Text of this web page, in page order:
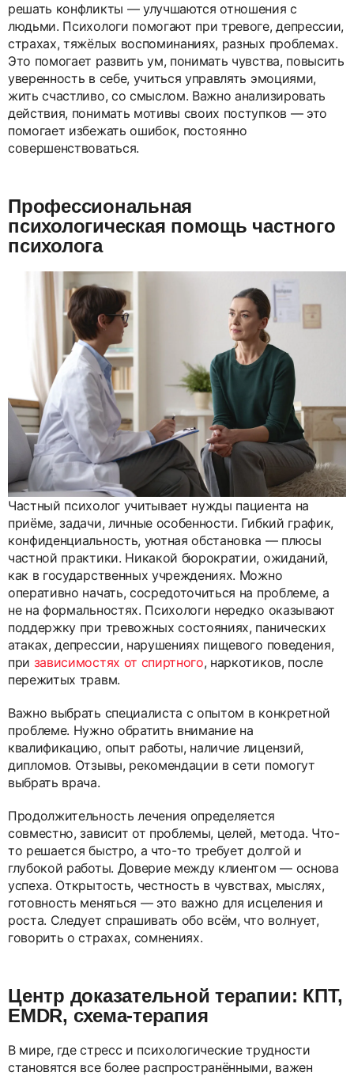
решать конфликты — улучшаются отношения с
людьми. Психологи помогают при тревоге, депрессии,
страхах, тяжёлых воспоминаниях, разных проблемах.
Это помогает развить ум, понимать чувства, повысить
уверенность в себе, учиться управлять эмоциями,
жить счастливо, со смыслом. Важно анализировать
действия, понимать мотивы своих поступков — это
помогает избежать ошибок, постоянно
совершенствоваться.
Профессиональная
психологическая помощь частного
психолога
Частный психолог учитывает нужды пациента на
приёме, задачи, личные особенности. Гибкий график,
конфиденциальность, уютная обстановка — плюсы
частной практики. Никакой бюрократии, ожиданий,
как в государственных учреждениях. Можно
оперативно начать, сосредоточиться на проблеме, а
не на формальностях. Психологи нередко оказывают
поддержку при тревожных состояниях, панических
атаках, депрессии, нарушениях пищевого поведения,
при зависимостях от спиртного, наркотиков, после
пережитых травм.
Важно выбрать специалиста с опытом в конкретной
проблеме. Нужно обратить внимание на
квалификацию, опыт работы, наличие лицензий,
дипломов. Отзывы, рекомендации в сети помогут
выбрать врача.
Продолжительность лечения определяется
совместно, зависит от проблемы, целей, метода. Что-
то решается быстро, а что-то требует долгой и
глубокой работы. Доверие между клиентом — основа
успеха. Открытость, честность в чувствах, мыслях,
готовность меняться — это важно для исцеления и
роста. Следует спрашивать обо всём, что волнует,
говорить о страхах, сомнениях.
Центр доказательной терапии: КПТ,
EMDR, схема-терапия
В мире, где стресс и психологические трудности
становятся все более распространёнными, важен